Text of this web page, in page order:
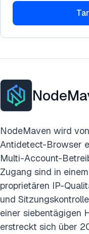
NodeMaven wird
Antidetect-Browser
Multi-Account-
Zugang sind in
proprietären IP-
und
einer siebentägigen
erstreckt sich über